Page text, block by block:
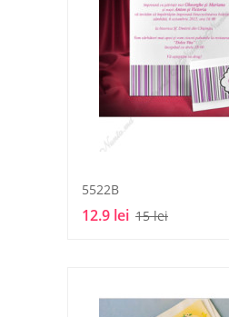
5522B
12.9 lei 15 lei